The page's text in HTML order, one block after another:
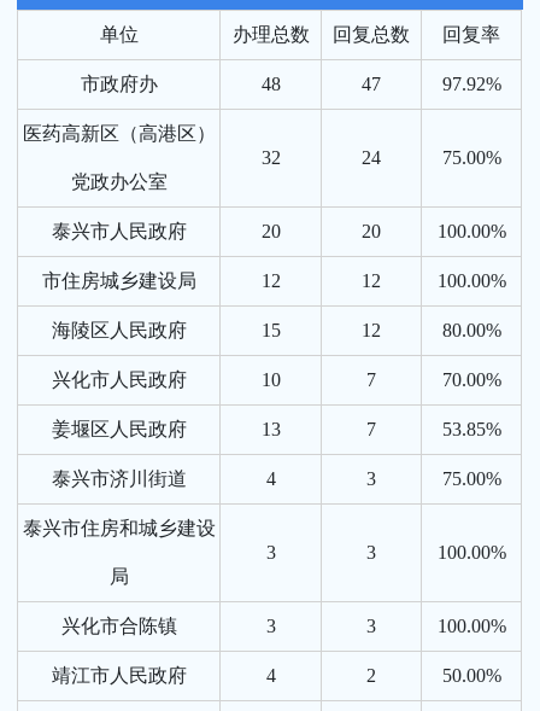
单位 办理总数 回复总数 回复率
市政府办 48 47 97.92%
医药高新区（高港区）
党政办公室
32 24 75.00%
泰兴市人民政府 20 20 100.00%
市住房城乡建设局 12 12 100.00%
海陵区人民政府 15 12 80.00%
兴化市人民政府 10 7 70.00%
姜堰区人民政府 13 7 53.85%
泰兴市济川街道 4 3 75.00%
泰兴市住房和城乡建设
局
3 3 100.00%
兴化市合陈镇 3 3 100.00%
靖江市人民政府 4 2 50.00%